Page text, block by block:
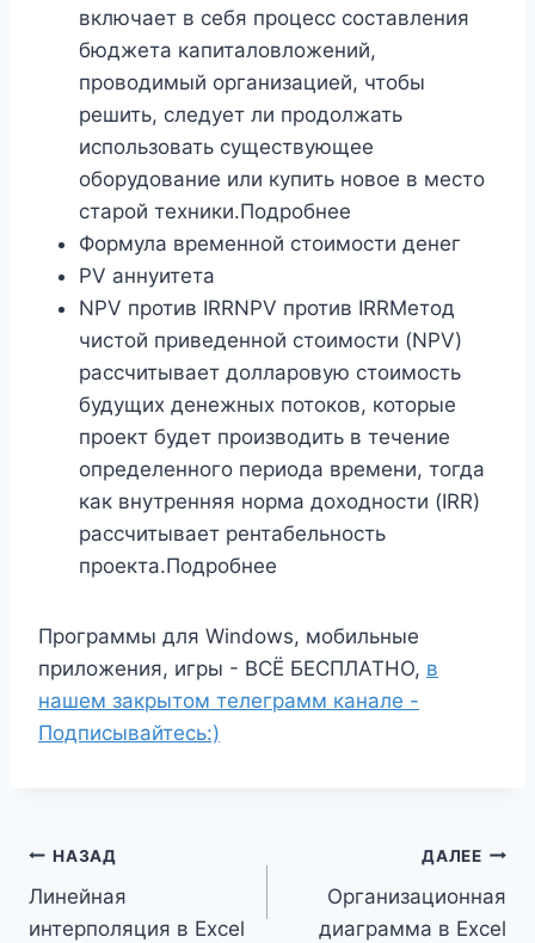
включает в себя процесс составления
бюджета капиталовложений,
проводимый организацией, чтобы
решить, следует ли продолжать
использовать существующее
оборудование или купить новое в место
старой техники.Подробнее
Формула временной стоимости денег
PV аннуитета
NPV против IRRNPV против IRRМетод
чистой приведенной стоимости (NPV)
рассчитывает долларовую стоимость
будущих денежных потоков, которые
проект будет производить в течение
определенного периода времени, тогда
как внутренняя норма доходности (IRR)
рассчитывает рентабельность
проекта.Подробнее
Программы для Windows, мобильные
приложения, игры - ВСЁ БЕСПЛАТНО, в
нашем закрытом телеграмм канале -
Подписывайтесь:)
Навигация
по
НАЗАД
Линейная
интерполяция в Excel
ДАЛЕЕ
Организационная
диаграмма в Excel